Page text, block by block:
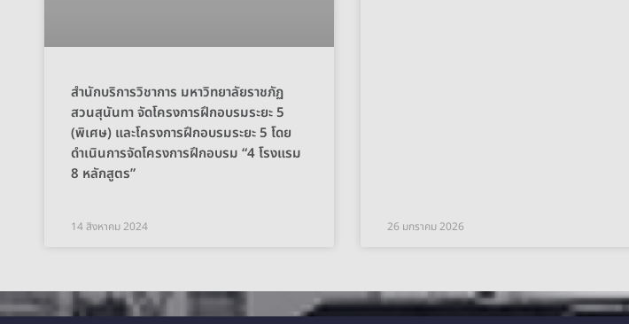
สำนักบริการวิชาการ มหาวิทยาลัยราชภัฏ
สวนสุนันทา จัดโครงการฝึกอบรมระยะ 5
(พิเศษ) และโครงการฝึกอบรมระยะ 5 โดย
ดำเนินการจัดโครงการฝึกอบรม “4 โรงแรม
8 หลักสูตร”
14 สิงหาคม 2024 26 มกราคม 2026